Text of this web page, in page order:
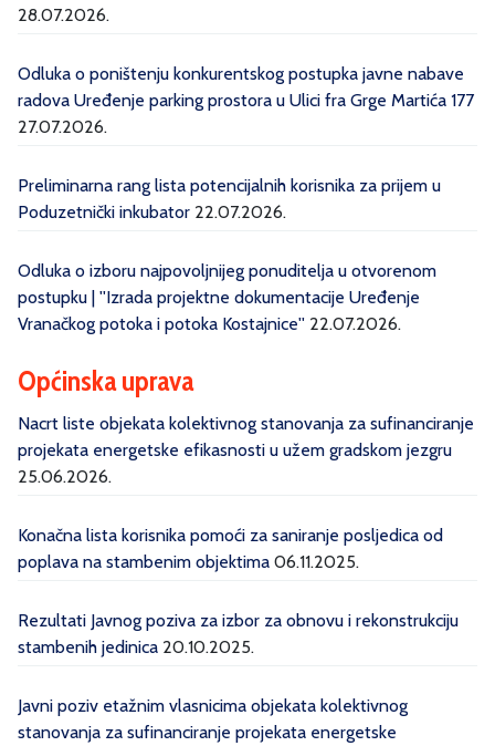
28.07.2026.
Odluka o poništenju konkurentskog postupka javne nabave
radova Uređenje parking prostora u Ulici fra Grge Martića 177
27.07.2026.
Preliminarna rang lista potencijalnih korisnika za prijem u
Poduzetnički inkubator 22.07.2026.
Odluka o izboru najpovoljnijeg ponuditelja u otvorenom
postupku | ''Izrada projektne dokumentacije Uređenje
Vranačkog potoka i potoka Kostajnice'' 22.07.2026.
Općinska uprava
Nacrt liste objekata kolektivnog stanovanja za sufinanciranje
projekata energetske efikasnosti u užem gradskom jezgru
25.06.2026.
Konačna lista korisnika pomoći za saniranje posljedica od
poplava na stambenim objektima 06.11.2025.
Rezultati Javnog poziva za izbor za obnovu i rekonstrukciju
stambenih jedinica 20.10.2025.
Javni poziv etažnim vlasnicima objekata kolektivnog
stanovanja za sufinanciranje projekata energetske